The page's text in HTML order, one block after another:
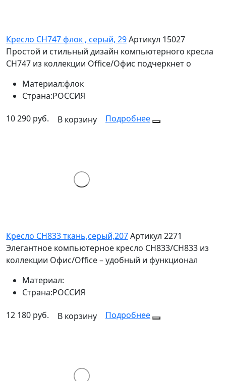
Кресло СН747 флок , серый, 29Артикул 15027
Простой и стильный дизайн компьютерного кресла
CH747 из коллекции Office/Офис подчеркнет о
Материал:флок
Страна:РОССИЯ
10 290 руб. В корзину Подробнее
Кресло СН833 ткань,серый,207Артикул 2271
Элегантное компьютерное кресло СН833/СН833 из
коллекции Офис/Office – удобный и функционал
Материал:
Страна:РОССИЯ
12 180 руб. В корзину Подробнее